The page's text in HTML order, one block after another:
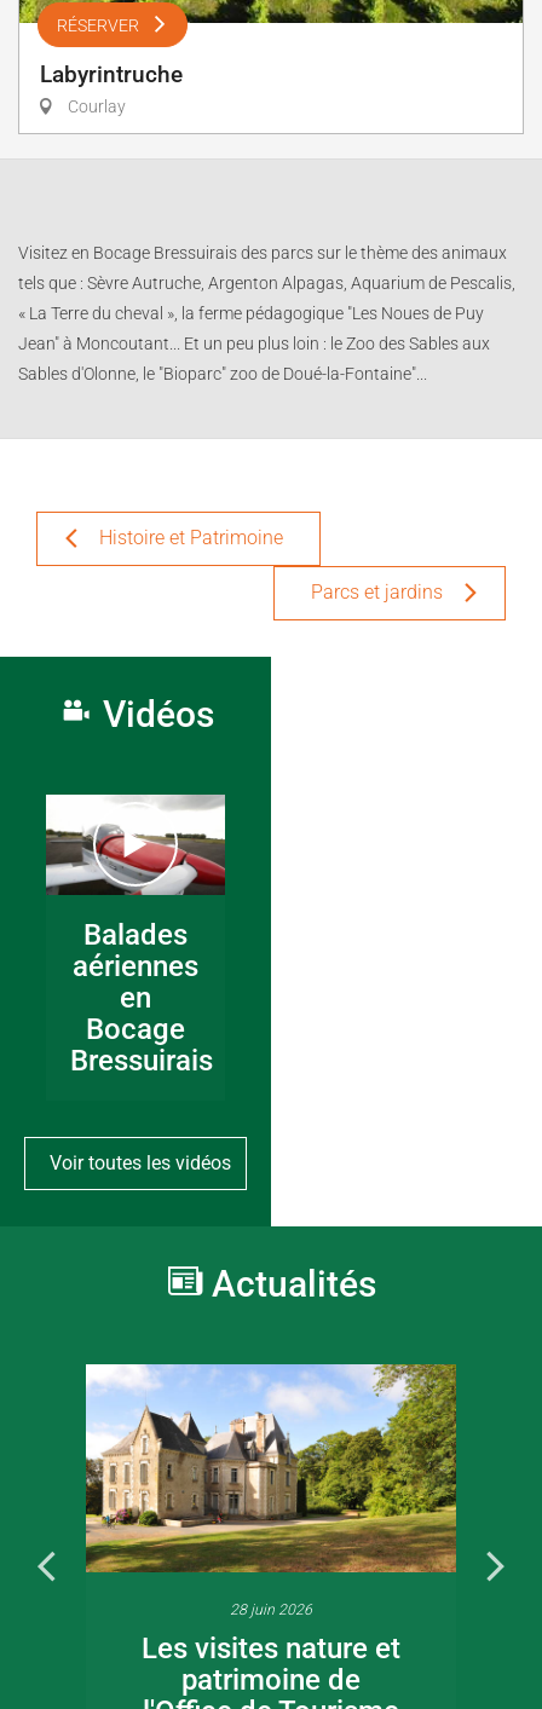
RÉSERVER
Labyrintruche
Courlay
Visitez en Bocage Bressuirais des parcs sur le thème des animaux
tels que : Sèvre Autruche, Argenton Alpagas, Aquarium de Pescalis,
« La Terre du cheval », la ferme pédagogique "Les Noues de Puy
Jean" à Moncoutant... Et un peu plus loin : le Zoo des Sables aux
Sables d'Olonne, le "Bioparc" zoo de Doué-la-Fontaine"...
Histoire et Patrimoine
Parcs et jardins
Vidéos
Balades
aériennes
en
Bocage
Bressuirais
Voir toutes les vidéos
Actualités
28 juin 2026
Les visites nature et
patrimoine de